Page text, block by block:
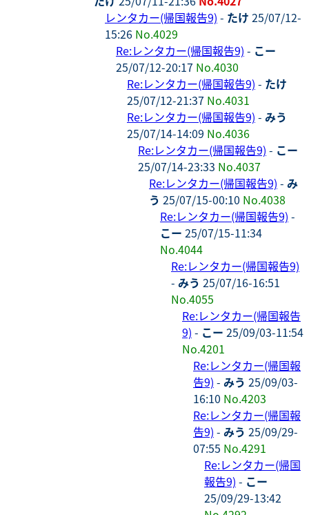
レンタカー(帰国報告9) - たけ 25/07/12-
15:26 No.4029
Re:レンタカー(帰国報告9) - こー
25/07/12-20:17 No.4030
Re:レンタカー(帰国報告9) - たけ
25/07/12-21:37 No.4031
Re:レンタカー(帰国報告9) - みう
25/07/14-14:09 No.4036
Re:レンタカー(帰国報告9) - こー
25/07/14-23:33 No.4037
Re:レンタカー(帰国報告9) - み
う 25/07/15-00:10 No.4038
Re:レンタカー(帰国報告9) -
こー 25/07/15-11:34
No.4044
Re:レンタカー(帰国報告9)
- みう 25/07/16-16:51
No.4055
Re:レンタカー(帰国報告
9) - こー 25/09/03-11:54
No.4201
Re:レンタカー(帰国報
告9) - みう 25/09/03-
16:10 No.4203
Re:レンタカー(帰国報
告9) - みう 25/09/29-
07:55 No.4291
Re:レンタカー(帰国
報告9) - こー
25/09/29-13:42